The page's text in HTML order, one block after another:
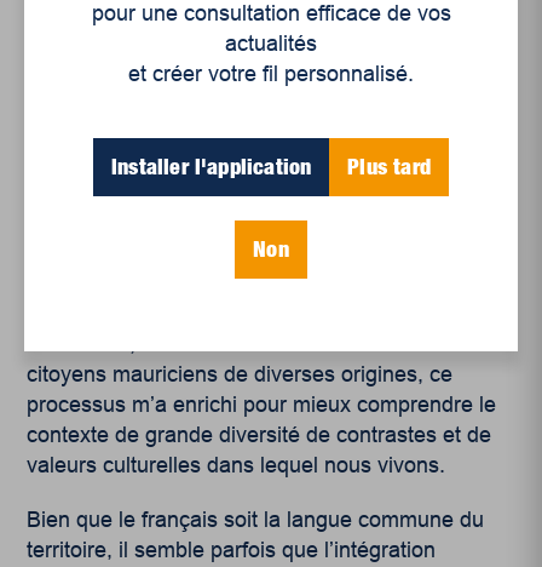
Identité, Culture et Territoire
Souvent, je me questionne sur mon identité
comme immigrant au Québec et mon rôle dans la
société ainsi que sur le territoire où j’habite. Grâce
citoyens mauriciens de diverses origines, ce
processus m’a enrichi pour mieux comprendre le
contexte de grande diversité de contrastes et de
valeurs culturelles dans lequel nous vivons.
Bien que le français soit la langue commune du
territoire, il semble parfois que l’intégration
pour une consultation efficace de vos
actualités
et créer votre fil personnalisé.
Installer l'application Plus tard
Non